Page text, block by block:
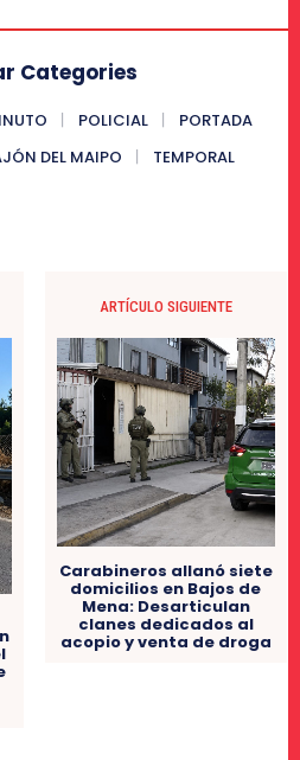
Categories
POLICIAL
PORTADA
DEL MAIPO TEMPORAL
ARTÍCULO SIGUIENTE
Carabineros allanó siete
domicilios en Bajos de
Mena: Desarticulan
clanes dedicados al
acopio y venta de droga